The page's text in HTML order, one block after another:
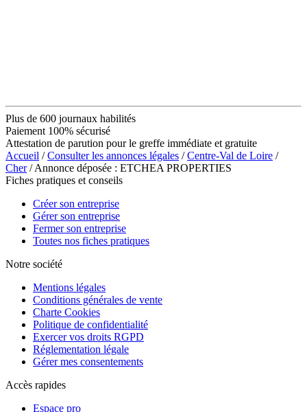
Plus de 600 journaux habilités
Paiement 100% sécurisé
Attestation de parution pour le greffe immédiate et gratuite
Accueil /Consulter les annonces légales /Centre-Val de Loire /
Cher/ Annonce déposée : ETCHEA PROPERTIES
Fiches pratiques et conseils
Créer son entreprise
Gérer son entreprise
Fermer son entreprise
Toutes nos fiches pratiques
Notre société
Mentions légales
Conditions générales de vente
Charte Cookies
Politique de confidentialité
Exercer vos droits RGPD
Réglementation légale
Gérer mes consentements
Accès rapides
Espace pro